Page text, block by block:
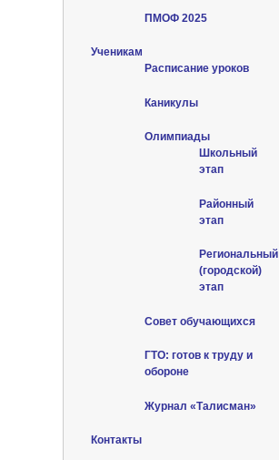
ПМОФ 2025
Ученикам
Расписание уроков
Каникулы
Олимпиады
Школьный
этап
Районный
этап
Региональный
(городской)
этап
Совет обучающихся
ГТО: готов к труду и
обороне
Журнал «Талисман»
Контакты